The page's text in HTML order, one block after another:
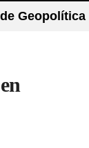
Geopolítica